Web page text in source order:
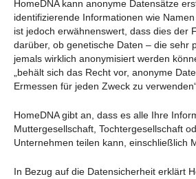
HomeDNA kann anonyme Datensätze
identifizierende Informationen wie
ist jedoch erwähnenswert, dass dies der
darüber, ob genetische Daten – die sehr
jemals wirklich anonymisiert werden
„behält sich das Recht vor, anonyme
Ermessen für jeden Zweck zu
HomeDNA gibt an, dass es alle Ihre
Muttergesellschaft, Tochtergesellschaft
Unternehmen teilen kann, einschließlich
In Bezug auf die Datensicherheit erklärt